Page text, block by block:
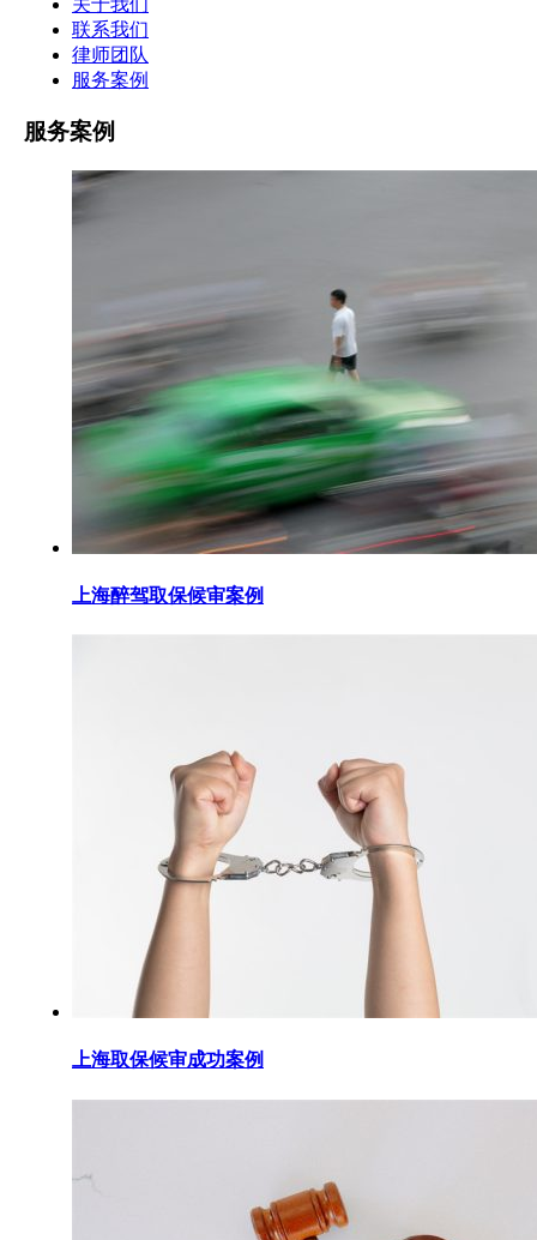
关于我们
联系我们
律师团队
服务案例
服务案例
上海醉驾取保候审案例
上海取保候审成功案例